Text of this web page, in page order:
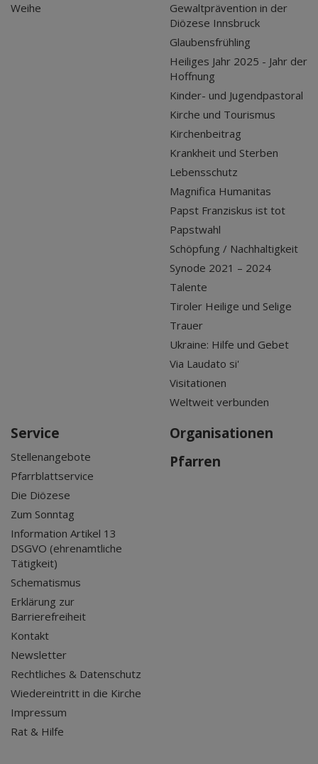
Weihe
Gewaltprävention in der
Diözese Innsbruck
Glaubensfrühling
Heiliges Jahr 2025 - Jahr der
Hoffnung
Kinder- und Jugendpastoral
Kirche und Tourismus
Kirchenbeitrag
Krankheit und Sterben
Lebensschutz
Magnifica Humanitas
Papst Franziskus ist tot
Papstwahl
Schöpfung / Nachhaltigkeit
Synode 2021 – 2024
Talente
Tiroler Heilige und Selige
Trauer
Ukraine: Hilfe und Gebet
Via Laudato si'
Visitationen
Weltweit verbunden
Service
Stellenangebote
Pfarrblattservice
Die Diözese
Zum Sonntag
Information Artikel 13
DSGVO (ehrenamtliche
Tätigkeit)
Schematismus
Erklärung zur
Barrierefreiheit
Kontakt
Newsletter
Rechtliches & Datenschutz
Wiedereintritt in die Kirche
Impressum
Rat & Hilfe
Organisationen
Pfarren